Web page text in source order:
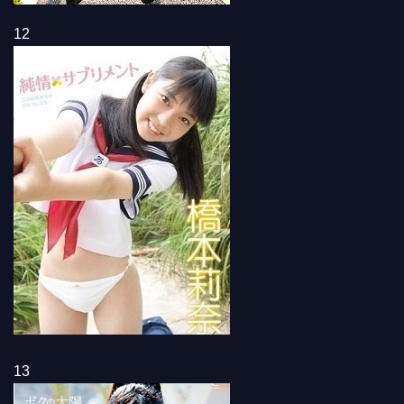
12
13